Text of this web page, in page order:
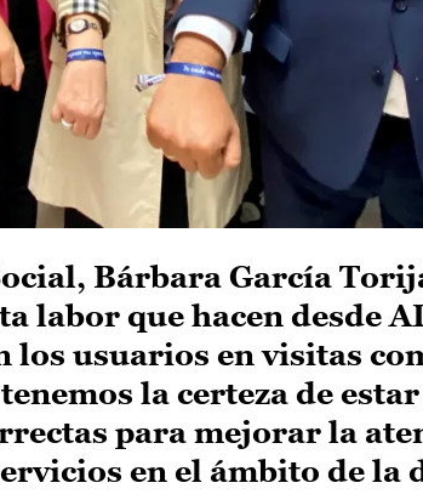
Bárbara García
labor que hacen desde
usuarios en visitas
la certeza de
para mejorar la
en el ámbito de la